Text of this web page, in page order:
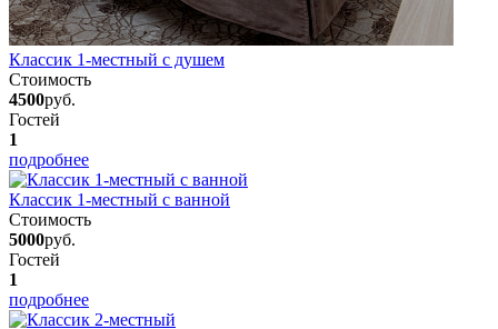
Классик 1-местный с душем
Стоимость
4500руб.
Гостей
1
подробнее
Классик 1-местный с ванной
Стоимость
5000руб.
Гостей
1
подробнее